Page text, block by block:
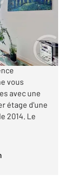
-
vous
avec une
étage d'une
2014. Le